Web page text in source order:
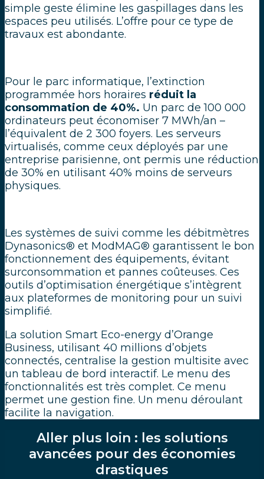
simple geste élimine les gaspillages dans les
espaces peu utilisés. L’offre pour ce type de
travaux est abondante.
Pour le parc informatique, l’extinction
programmée hors horaires réduit la
consommation de 40%. Un parc de 100 000
ordinateurs peut économiser 7 MWh/an –
l’équivalent de 2 300 foyers. Les serveurs
virtualisés, comme ceux déployés par une
entreprise parisienne, ont permis une réduction
de 30% en utilisant 40% moins de serveurs
physiques.
Les systèmes de suivi comme les débitmètres
Dynasonics® et ModMAG® garantissent le bon
fonctionnement des équipements, évitant
surconsommation et pannes coûteuses. Ces
outils d’optimisation énergétique s’intègrent
aux plateformes de monitoring pour un suivi
simplifié.
La solution Smart Eco-energy d’Orange
Business, utilisant 40 millions d’objets
connectés, centralise la gestion multisite avec
un tableau de bord interactif. Le menu des
fonctionnalités est très complet. Ce menu
permet une gestion fine. Un menu déroulant
facilite la navigation.
Aller plus loin : les solutions
avancées pour des économies
drastiques